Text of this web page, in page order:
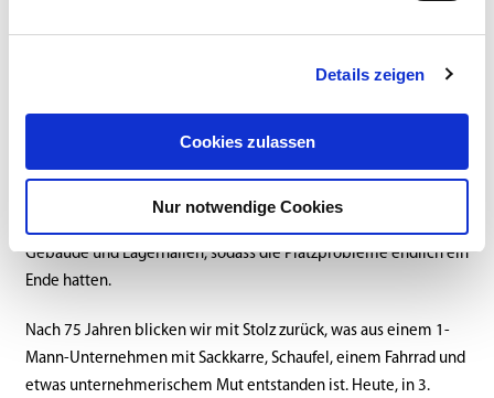
Details zeigen
Cookies zulassen
Nur notwendige Cookies
Die Firma ist über die Jahre immer weiter gewachsen und die
aus, sodass immer wieder neue Gebäude mit größeren
Lagerflächen gefunden und gemietet werden mussten. In den
70er Jahren konnte dann ein Grundstück auf dem ehemaligen
Gelände des alten Flughafens in Krefeld-Gartenstadt erworben
werden. In mehreren Bauabschnitten entstanden dann am
Gebäude und Lagerhallen, sodass die Platzprobleme endlich ein
Ende hatten.
Nach 75 Jahren blicken wir mit Stolz zurück, was aus einem 1-
Mann-Unternehmen mit Sackkarre, Schaufel, einem Fahrrad und
etwas unternehmerischem Mut entstanden ist. Heute, in 3.